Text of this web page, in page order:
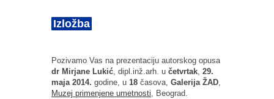
Izložba
Pozivamo Vas na prezentaciju autorskog opusa
dr Mirjane Lukić, dipl.inž.arh. u četvrtak, 29.
maja 2014. godine, u 18 časova, Galerija ŽAD,
Muzej primenjene umetnosti, Beograd.